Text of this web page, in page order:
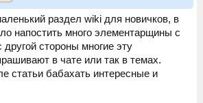
раздел wiki для новичков, в
напостить много элементарщины с
стороны многие эту
в чате или так в темах.
статьи бабахать интересные и